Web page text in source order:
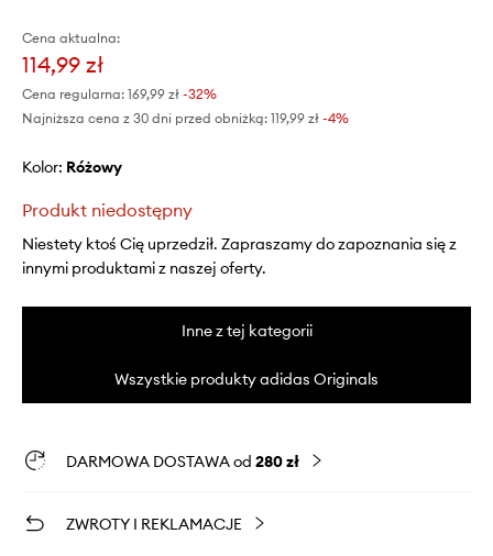
Cena aktualna:
114,99 zł
Cena regularna: 169,99 zł -32%
Najniższa cena z 30 dni przed obniżką: 119,99 zł -4%
Kolor: różowy
Produkt niedostępny
Niestety ktoś Cię uprzedził. Zapraszamy do zapoznania się z
innymi produktami z naszej oferty.
Inne z tej kategorii
Wszystkie produkty adidas Originals
DARMOWA DOSTAWA od 280 zł
ZWROTY I REKLAMACJE